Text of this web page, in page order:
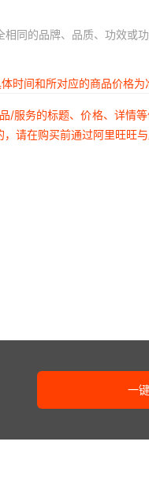
同的品牌、品质、功效或功
时间和所对应的商品价格为
服务的标题、价格、详情
请在购买前通过阿里旺旺
一